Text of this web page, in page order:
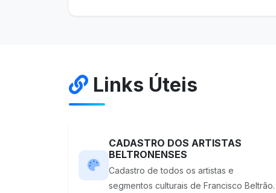
Links Úteis
CADASTRO DOS ARTISTAS
BELTRONENSES
Cadastro de todos os artistas e
segmentos culturais de Francisco Beltrão.